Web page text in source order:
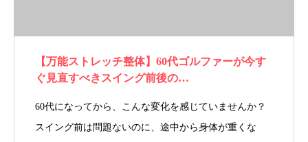
【万能ストレッチ整体】60代ゴルファーが今す
ぐ見直すべきスイング前後の…
60代になってから、こんな変化を感じていませんか？
スイング前は問題ないのに、途中から身体が重くな